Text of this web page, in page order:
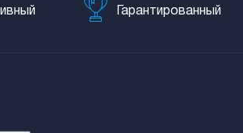
Гарантированный